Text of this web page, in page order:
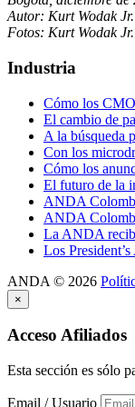
Autor: Kurt Wodak Jr.
Fotos: Kurt Wodak Jr.
Industria
Cómo los
El cambio de
A la búsqueda
Con los
Cómo los
El futuro de la
ANDA
ANDA
La ANDA
Los
ANDA © 2026
×
Acceso Afiliados
Esta sección es sólo
Email / Usuario